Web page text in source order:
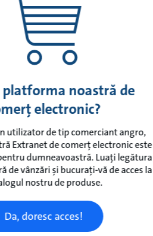
noastră de
electronic?
utilizator de tip comerciant angro,
Extranet de comerț electronic este
dumneavoastră. Luați legătura
de vânzări și bucurați-vă de acces la
nostru de produse.
Da, doresc acces!